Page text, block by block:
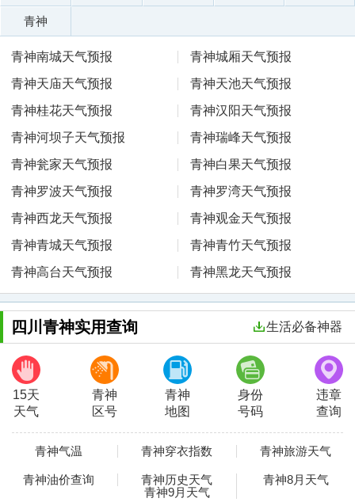
青神
青神南城天气预报
青神城厢天气预报
青神天庙天气预报
青神天池天气预报
青神桂花天气预报
青神汉阳天气预报
青神河坝子天气预报
青神瑞峰天气预报
青神瓮家天气预报
青神白果天气预报
青神罗波天气预报
青神罗湾天气预报
青神西龙天气预报
青神观金天气预报
青神青城天气预报
青神青竹天气预报
青神高台天气预报
青神黑龙天气预报
四川青神实用查询 生活必备神器
15天
天气
青神
区号
青神
地图
身份
号码
违章
查询
青神气温 青神穿衣指数 青神旅游天气
青神油价查询 青神历史天气
青神8月天气
青神9月天气